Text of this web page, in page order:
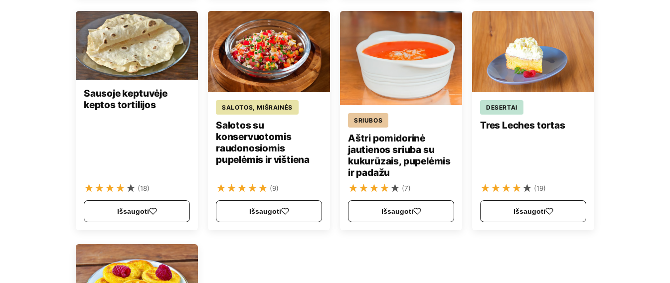
Sausoje keptuvėje
keptos tortilijos
★★★★★ (18)
Išsaugoti
SALOTOS, MIŠRAINĖS
Salotos su
konservuotomis
raudonosiomis
pupelėmis ir vištiena
★★★★★ (9)
Išsaugoti
SRIUBOS
Aštri pomidorinė
jautienos sriuba su
kukurūzais, pupelėmis
ir padažu
★★★★★ (7)
Išsaugoti
DESERTAI
Tres Leches tortas
★★★★★ (19)
Išsaugoti